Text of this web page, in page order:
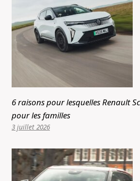
6 raisons pour lesquelles Renault
pour les familles
3 juillet 2026